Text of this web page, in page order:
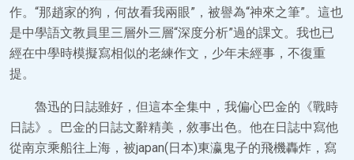
作。“那趙家的狗，何故看我兩眼”，被譽為“神來之筆”。這也
是中學語文教員里三層外三層“深度分析”過的課文。我也已
經在中學時模擬寫相似的老練作文，少年未經事，不復重
提。
魯迅的日誌雖好，但這本全集中，我偏心巴金的《戰時
日誌》。巴金的日誌文辭精美，敘事出色。他在日誌中寫他
從南京乘船往上海，被japan(日本)東瀛鬼子的飛機轟炸，寫